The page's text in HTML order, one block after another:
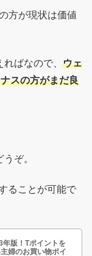
方が現状は価値
ばなので、 ウェ
スの方がまだ良
ぞ。
ることが可能で
版！Tポイントを
婦のお買い物ポイ